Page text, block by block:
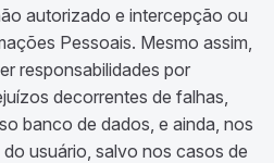
autorizado e intercepção ou
Pessoais. Mesmo assim,
responsabilidades por
decorrentes de falhas,
banco de dados, e ainda, nos
usuário, salvo nos casos de